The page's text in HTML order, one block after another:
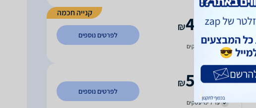
קנייה חכמה
4,690
₪
משלוח חינם
עד 7 ימי עסקים
לפרטים נוספים
5,270
₪
עד 7 ימי עסקים
לפרטים נוספים